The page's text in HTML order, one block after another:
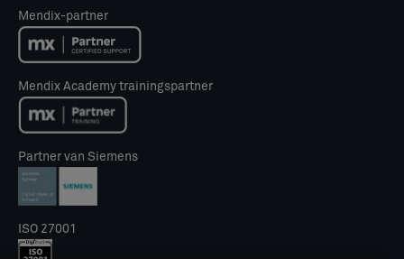
Mendix-partner
Mendix Academy trainingspartner
Partner van Siemens
ISO 27001